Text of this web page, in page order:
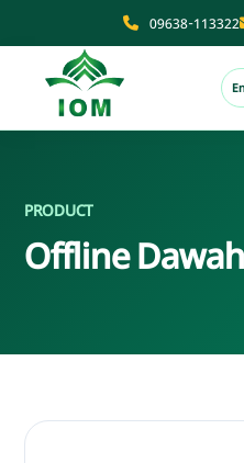
09638-113322
PRODUCT
Offline